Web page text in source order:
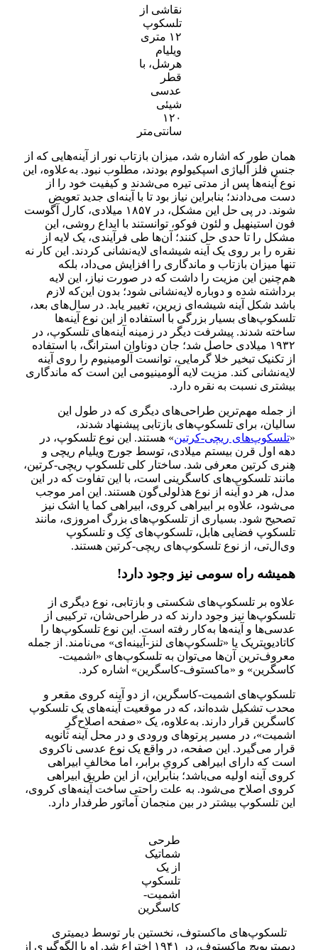
نقاشی از
تلسکوپ
۱۲ متری
ویلیام
هرشل، با
قطر
عدسی
شیئی
۱۲۰
سانتی‌متر
همان طور که اشاره شد، میزان بازتاب نور از آینه‌هایی که از
جنس فلز آلیاژی اسپکیولوم بودند، مطلوب نبود. به‌علاوه، این
نوع آینه‌ها پس از مدتی تیره می‌شدند و کیفیت خود را از
دست می‌دادند؛ بنابراین نیاز بود تا با آینه‌ای جدید تعویض
شوند. در پی حل این مشکل،‌ در ۱۸۵۷ میلادی، کارل آگوست
فون استینهیل و لئون فوکو، توانستند با ابداع روشی، این
مشکل را تا حدی حل کنند؛ آن‌ها طی فرآیندی، یک لایه از
نقره را بر روی یک آینه شیشه‌ای لایه‌نشانی کردند. این کار نه
تنها میزان بازتاب و ماندگاری را افزایش می‌داد، بلکه
هم‌چنین این مزیت را داشت که در صورت نیاز، این لایه
برداشته شده و دوباره لایه‌نشانی شود؛ بدون این‌که لازم
باشد شکل آینه شیشه‌ای زیرین، تغییر یابد. در سال‌های بعد،
تلسکوپ‌های بسیار بزرگی با استفاده از این نوع آینه‌ها
ساخته شدند. پیشرفت دیگر در زمینه آینه‌های تلسکوپ، در
۱۹۳۲ میلادی حاصل شد؛ جان دوناوان استرانگ، با استفاده
از تکنیک تبخیر خلا گرمایی، توانست آلومینیوم را روی آینه
لایه‌نشانی کند. مزیت لایه آلومینیومی این است که ماندگاری
بیشتری نسبت به نقره دارد.
از جمله مهم‌ترین طراحی‌های دیگری که در طول این
سالیان، برای تلسکوپ‌های بازتابی پیشنهاد شدند،
«تلسکوپ‌های ریچی-کرتین» هستند. این نوع تلسکوپ، در
دهه اول قرن بیستم میلادی، توسط جورج ویلیام ریچی و
هِنری کرتین معرفی شد. ساختار کلی تلسکوپ ریچی-کرتین،
مانند تلسکوپ‌های کاسگرینی است، با این تفاوت که در این
مدل، هر دو آینه از نوع هذلولی‌گون هستند. این امر موجب
می‌شود، علاوه بر ابیراهی کروی، ابیراهی کما یا اشک نیز
تصحیح شود. بسیاری از تلسکوپ‌های بزرگ امروزی، مانند
تلسکوپ فضایی هابل، تلسکوپ‌های کِک و تلسکوپ
وی‌ال‌تی، از نوع تلسکوپ‌های ریچی-کرتین هستند.
همیشه راه سومی نیز وجود دارد!
علاوه بر تلسکوپ‌های شکستی و بازتابی، نوع دیگری از
تلسکوپ‌ها نیز وجود دارند که در طراحی‌شان، ترکیبی از
عدسی‌ها و آينه‌ها به‌کار رفته‌ است. این نوع تلسکوپ‌ها را
کاتادیوپتریک یا «تلسکوپ‌های لنز-آیینه‌ای» می‌نامند. از جمله
معروف‌ترین آن‌ها می‌توان به تلسکوپ‌های «اشمیت-
کاسگرین» و «ماکستوف-کاسگرین» اشاره کرد.
تلسکوپ‌های اشمیت-کاسگرین، از دو آینه کروی مقعر و
محدب تشکیل شده‌اند، که در موقعیت آینه‌های یک تلسکوپ
کاسگرین قرار دارند. به‌علاوه، یک «صفحه اصلاح‌گرِ
اشمیت»، در مسیر پرتوهای ورودی و در محل آينه ثانویه
قرار می‌گیرد. این صفحه، در واقع یک نوع عدسی نا‌کروی
است که دارای ابیراهی کرویِ برابر، اما مخالفِ ابیراهی
کروی آینه اولیه می‌باشد؛ بنابراین، از این طریق ابیراهی
کروی اصلاح می‌شود. به علت راحتی ساخت آینه‌های کروی،
این تلسکوپ بیشتر در بین منجمان آماتور طرفدار دارد.
طرحی
شماتیک
از یک
تلسکوپ
اشمیت-
کاسگرین
تلسکوپ‌های ماکستوف، نخستین بار توسط دیمیتری
دیمیتریویچ ماکستوف، در ۱۹۴۱ اختراع شد. او با الگوگیری از